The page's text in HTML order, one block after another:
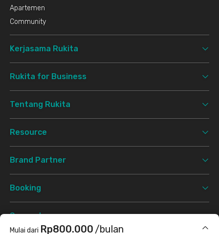
Mulai dari Rp800.000 /bulan
Apartemen
Community
Kerjasama Rukita
Rukita for Business
Tentang Rukita
Resource
Brand Partner
Booking
Support